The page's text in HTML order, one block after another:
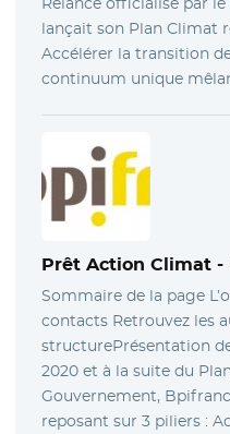
lançait son Plan Climat
Accélérer la transition
continuum unique
Prêt Action Climat-
Sommaire de la page
contacts Retrouvez les
structurePrésentation
2020 et à la suite du
Gouvernement,
reposant sur 3 piliers :